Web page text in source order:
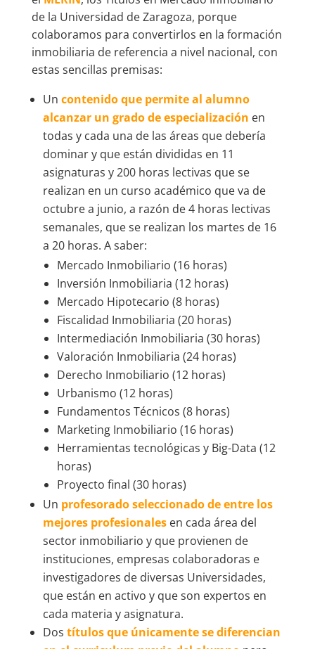
de la Universidad de Zaragoza, porque
colaboramos para convertirlos en la formación
inmobiliaria de referencia a nivel nacional, con
estas sencillas premisas:
Un contenido que permite al alumno
alcanzar un grado de especialización en
todas y cada una de las áreas que debería
dominar y que están divididas en 11
asignaturas y 200 horas lectivas que se
realizan en un curso académico que va de
octubre a junio, a razón de 4 horas lectivas
semanales, que se realizan los martes de 16
a 20 horas. A saber:
Mercado Inmobiliario (16 horas)
Inversión Inmobiliaria (12 horas)
Mercado Hipotecario (8 horas)
Fiscalidad Inmobiliaria (20 horas)
Intermediación Inmobiliaria (30 horas)
Valoración Inmobiliaria (24 horas)
Derecho Inmobiliario (12 horas)
Urbanismo (12 horas)
Fundamentos Técnicos (8 horas)
Marketing Inmobiliario (16 horas)
Herramientas tecnológicas y Big-Data (12
horas)
Proyecto final (30 horas)
Un profesorado seleccionado de entre los
mejores profesionalesen cada área del
sector inmobiliario y que provienen de
instituciones, empresas colaboradoras e
investigadores de diversas Universidades,
que están en activo y que son expertos en
cada materia y asignatura.
Dos títulos que únicamente se diferencian